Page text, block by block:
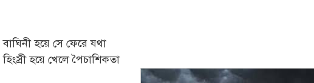
বাঘিনী হয়ে সে ফেরে যথা
হিংস্রী হয়ে খেলে পৈচাশিকতা